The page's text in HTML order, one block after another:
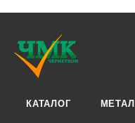
КАТАЛОГ